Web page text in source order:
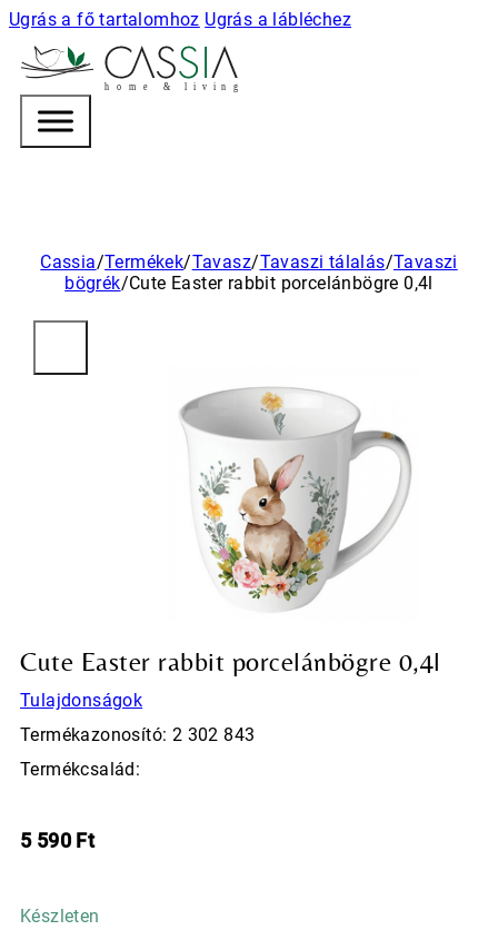
Ugrás a fő tartalomhoz Ugrás a lábléchez
h o m e & l i v i n g
Cassia/Termékek/Tavasz/Tavaszi tálalás/Tavaszi
bögrék/Cute Easter rabbit porcelánbögre 0,4l
Cute Easter rabbit porcelánbögre 0,4l
Tulajdonságok
Termékazonosító: 2 302 843
Termékcsalád:
5 590 Ft
Készleten